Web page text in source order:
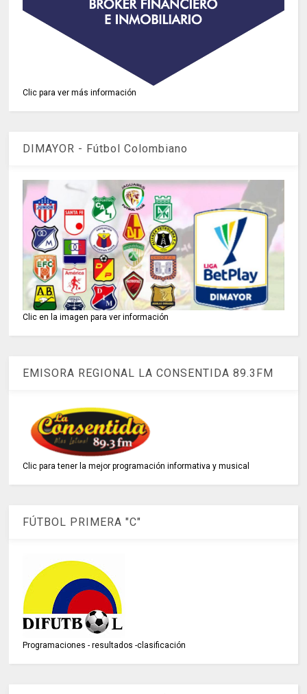
Clic para ver más información
DIMAYOR - Fútbol Colombiano
Clic en la imagen para ver información
EMISORA REGIONAL LA CONSENTIDA 89.3FM
Clic para tener la mejor programación informativa y musical
FÚTBOL PRIMERA "C"
Programaciones - resultados -clasificación